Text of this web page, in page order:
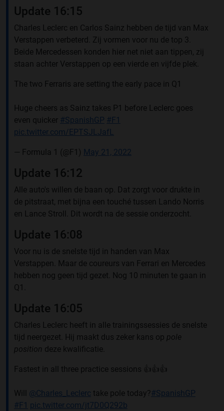
Update 16:15
Charles Leclerc en Carlos Sainz hebben de tijd van Max
Verstappen verbeterd. Zij vormen voor nu de top 3.
Beide Mercedessen konden hier net niet aan tippen, zij
staan achter Verstappen op een vierde en vijfde plek.
The two Ferraris are setting the early pace in Q1
Huge cheers as Sainz takes P1 before Leclerc goes
even quicker #SpanishGP #F1
pic.twitter.com/EPTSJLJafL
— Formula 1 (@F1) May 21, 2022
Update 16:12
Alle auto's willen de baan op. Dat zorgt voor drukte in
de pitstraat, met bijna een touché tussen Lando Norris
en Lance Stroll. Dit wordt na de sessie onderzocht.
Update 16:08
Voor nu is de snelste tijd in handen van Max
Verstappen. Maar de coureurs van Ferrari en Mercedes
hebben nog geen tijd gezet. Nog 10 minuten te gaan in
Q1.
Update 16:05
Charles Leclerc heeft in alle trainingssessies de snelste
tijd neergezet. Hij maakt dus zeker kans op pole
position deze kwalificatie.
Fastest in all three practice sessions 👍👍👍
Will @Charles_Leclerc take pole today?#SpanishGP
#F1 pic.twitter.com/jt7D0Q292b